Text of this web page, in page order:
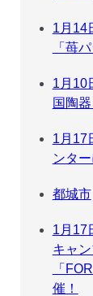
1月14
「苺
1月10
国陶
1月17
ンタ
都城市
1月17
キャ
「
催！